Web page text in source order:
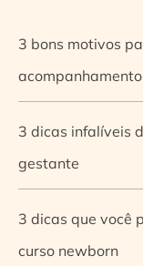
3 bons motivos
3 dicas infalíveis
gestante
3 dicas que você
curso newborn